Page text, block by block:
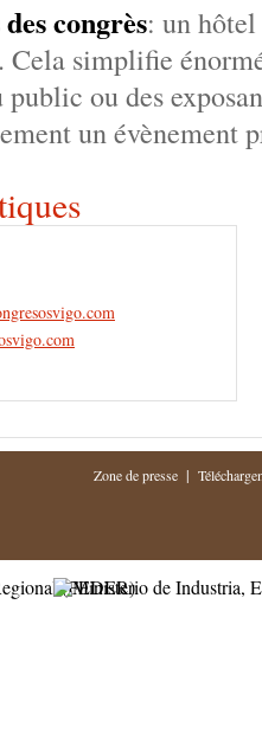
congrès: un
simplifie
ou des
un évènement
Zone de presse |